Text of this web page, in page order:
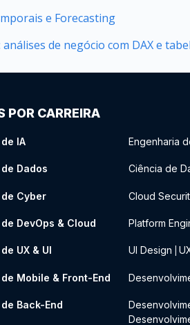
e Forecasting
análises de negócio com DAX e
POR CARREIRA
IA Engenharia
Dados Ciência de
Cyber Cloud
DevOps & Cloud Platform
UX & UI UI Design
Mobile & Front-End
Back-End